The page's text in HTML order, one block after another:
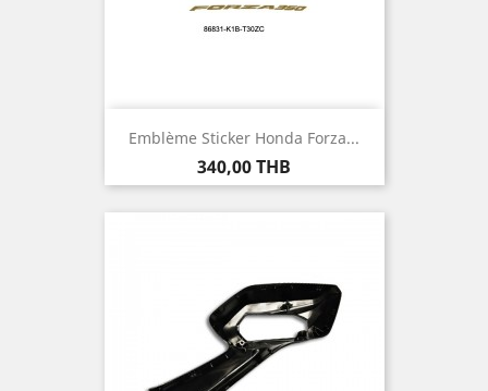
Emblème Sticker Honda Forza...
Prix
340,00 THB